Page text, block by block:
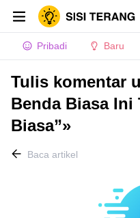
Pribadi Baru
Tulis komentar
Benda Biasa Ini
Biasa”»
Baca artikel